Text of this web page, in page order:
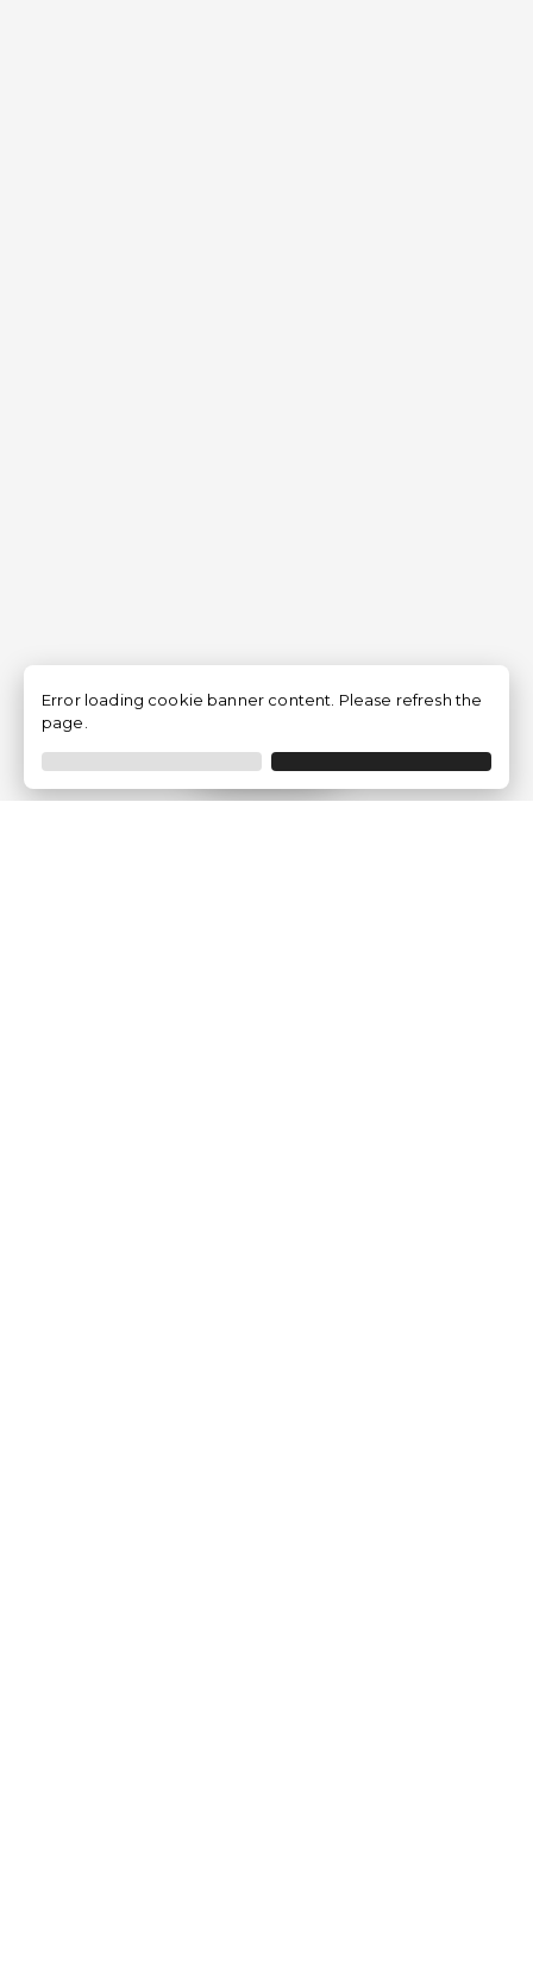
Filtrar
Error loading cookie banner content. Please refresh the
page.